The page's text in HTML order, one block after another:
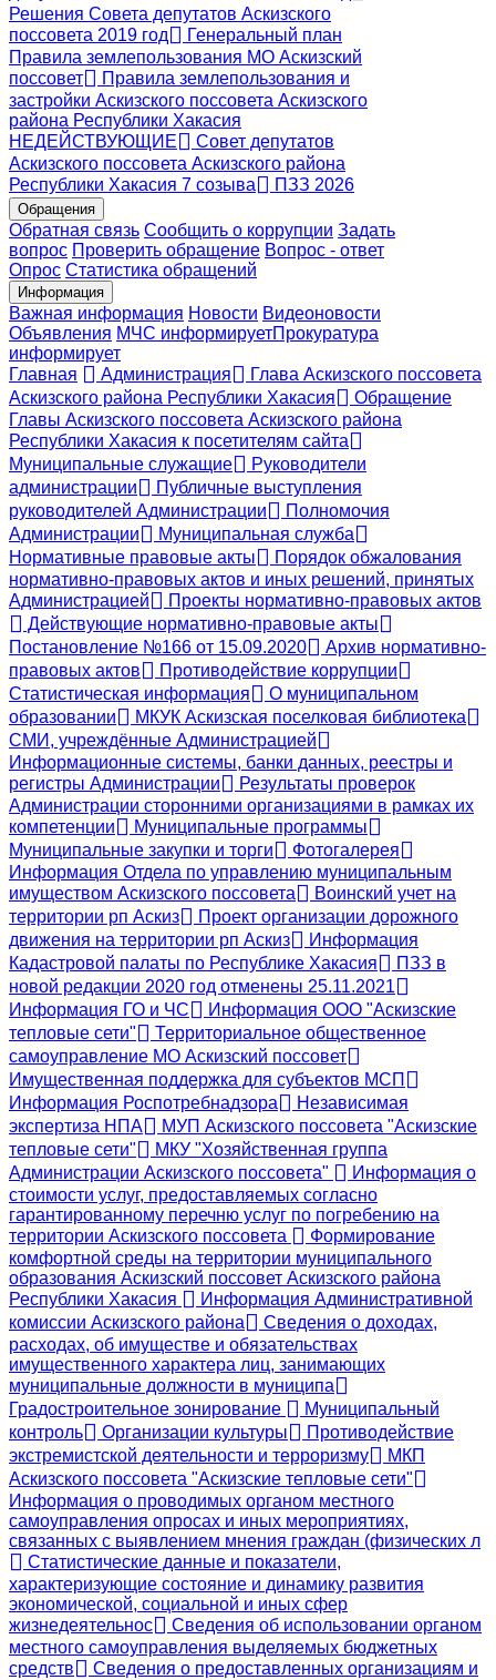
Решения Совета депутатов Аскизского
поссовета 2019 год
Генеральный план
Правила землепользования МО Аскизский
поссовет
Правила землепользования и
застройки Аскизского поссовета Аскизского
района Республики Хакасия
НЕДЕЙСТВУЮЩИЕ
Совет депутатов
Аскизского поссовета Аскизского района
Республики Хакасия 7 созыва
ПЗЗ 2026
Обращения
Обратная связь Сообщить о коррупции Задать
вопрос Проверить обращение Вопрос - ответ
Опрос Статистика обращений
Информация
Важная информация Новости Видеоновости
Объявления МЧС информируетПрокуратура
информирует
Главная
Администрация
Глава Аскизского поссовета
Аскизского района Республики Хакасия
Обращение
Главы Аскизского поссовета Аскизского района
Республики Хакасия к посетителям сайта
Муниципальные служащие
Руководители
администрации
Публичные выступления
руководителей Администрации
Полномочия
Администрации
Муниципальная служба
Нормативные правовые акты
Порядок обжалования
нормативно-правовых актов и иных решений, принятых
Администрацией
Проекты нормативно-правовых актов
Действующие нормативно-правовые акты
Постановление №166 от 15.09.2020
Архив нормативно-
правовых актов
Противодействие коррупции
Статистическая информация
О муниципальном
образовании
МКУК Аскизская поселковая библиотека
СМИ, учреждённые Администрацией
Информационные системы, банки данных, реестры и
регистры Администрации
Результаты проверок
Администрации сторонними организациями в рамках их
компетенции
Муниципальные программы
Муниципальные закупки и торги
Фотогалерея
Информация Отдела по управлению муниципальным
имуществом Аскизского поссовета
Воинский учет на
территории рп Аскиз
Проект организации дорожного
движения на территории рп Аскиз
Информация
Кадастровой палаты по Республике Хакасия
ПЗЗ в
новой редакции 2020 год отменены 25.11.2021
Информация ГО и ЧС
Информация ООО "Аскизские
тепловые сети"
Территориальное общественное
самоуправление МО Аскизский поссовет
Имущественная поддержка для субъектов МСП
Информация Роспотребнадзора
Независимая
экспертиза НПА
МУП Аскизского поссовета "Аскизские
тепловые сети"
МКУ "Хозяйственная группа
Администрации Аскизского поссовета"
Информация о
стоимости услуг, предоставляемых согласно
гарантированному перечню услуг по погребению на
территории Аскизского поссовета
Формирование
комфортной среды на территории муниципального
образования Аскизский поссовет Аскизского района
Республики Хакасия
Информация Административной
комиссии Аскизского района
Сведения о доходах,
расходах, об имуществе и обязательствах
имущественного характера лиц, занимающих
муниципальные должности в муниципа
Градостроительное зонирование
Муниципальный
контроль
Организации культуры
Противодействие
экстремистской деятельности и терроризму
МКП
Аскизского поссовета "Аскизские тепловые сети"
Информация о проводимых органом местного
самоуправления опросах и иных мероприятиях,
связанных с выявлением мнения граждан (физических л
Статистические данные и показатели,
характеризующие состояние и динамику развития
экономической, социальной и иных сфер
жизнедеятельнос
Сведения об использовании органом
местного самоуправления выделяемых бюджетных
средств
Сведения о предоставленных организациям и